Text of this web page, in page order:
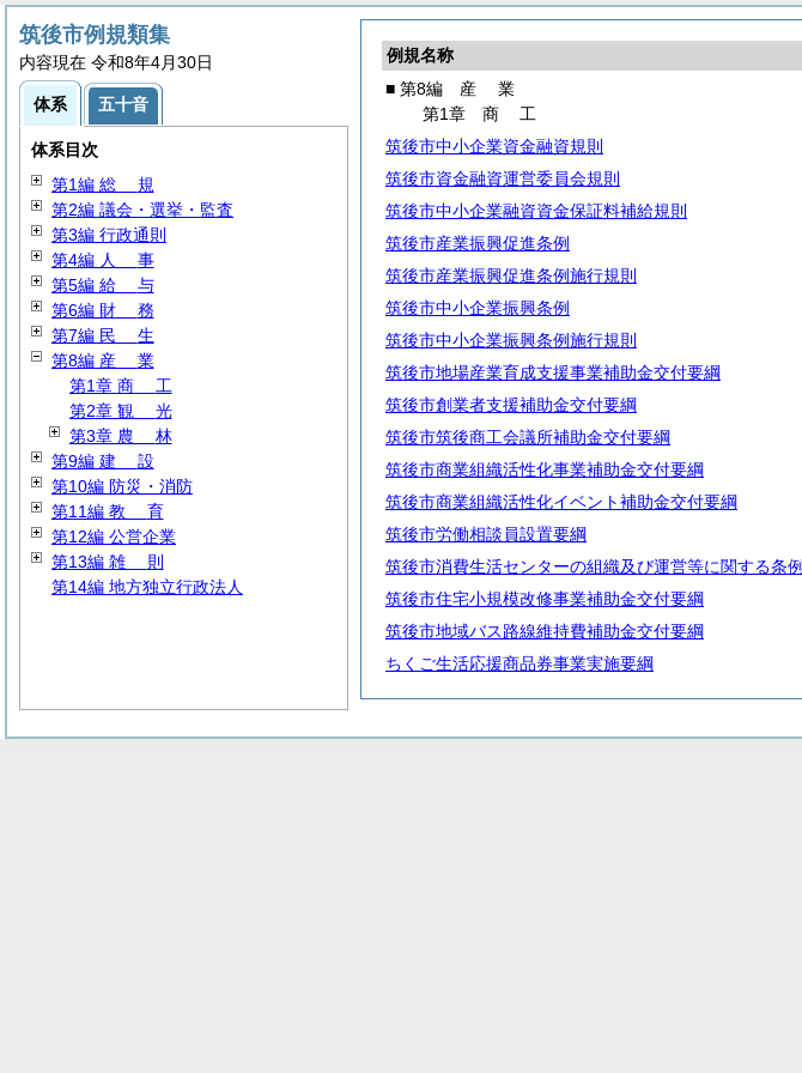
例規名称
■ 第8編 産 業
第1章 商 工
筑後市中小企業資金融資規則
筑後市資金融資運営委員会規則
筑後市中小企業融資資金保証料補給規則
筑後市産業振興促進条例
筑後市産業振興促進条例施行規則
筑後市中小企業振興条例
筑後市中小企業振興条例施行規則
筑後市地場産業育成支援事業補助金交付要綱
筑後市創業者支援補助金交付要綱
筑後市筑後商工会議所補助金交付要綱
筑後市商業組織活性化事業補助金交付要綱
筑後市商業組織活性化イベント補助金交付要綱
筑後市労働相談員設置要綱
筑後市消費生活センターの組織及び運営等に関する条例
筑後市住宅小規模改修事業補助金交付要綱
筑後市地域バス路線維持費補助金交付要綱
ちくご生活応援商品券事業実施要綱
筑後市例規類集
内容現在 令和8年4月30日
体系 五十音
体系目次
第1編 総 規
第2編 議会・選挙・監査
第3編 行政通則
第4編 人 事
第5編 給 与
第6編 財 務
第7編 民 生
第8編 産 業
第1章 商 工
第2章 観 光
第3章 農 林
第9編 建 設
第10編 防災・消防
第11編 教 育
第12編 公営企業
第13編 雑 則
第14編 地方独立行政法人